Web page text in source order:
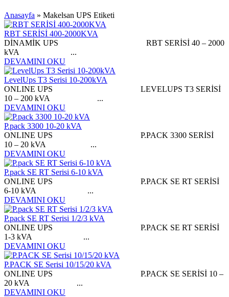
Anasayfa » Makelsan UPS Etiketi
RBT SERİSİ 400-2000KVA
DİNAMİK UPS RBT SERİSİ 40 – 2000
kVA ...
DEVAMINI OKU
LevelUps T3 Serisi 10-200kVA
ONLINE UPS LEVELUPS T3 SERİSİ
10 – 200 kVA ...
DEVAMINI OKU
P.pack 3300 10-20 kVA
ONLINE UPS P.PACK 3300 SERİSİ
10 – 20 kVA ...
DEVAMINI OKU
P.pack SE RT Serisi 6-10 kVA
ONLINE UPS P.PACK SE RT SERİSİ
6-10 kVA ...
DEVAMINI OKU
P.pack SE RT Serisi 1/2/3 kVA
ONLINE UPS P.PACK SE RT SERİSİ
1-3 kVA ...
DEVAMINI OKU
P.PACK SE Serisi 10/15/20 kVA
ONLINE UPS P.PACK SE SERİSİ 10 –
20 kVA ...
DEVAMINI OKU